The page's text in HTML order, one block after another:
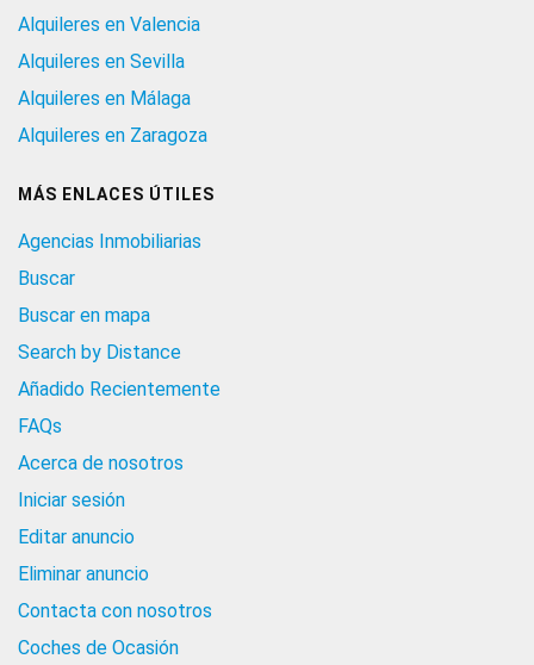
Alquileres en Valencia
Alquileres en Sevilla
Alquileres en Málaga
Alquileres en Zaragoza
MÁS ENLACES ÚTILES
Agencias Inmobiliarias
Buscar
Buscar en mapa
Search by Distance
Añadido Recientemente
FAQs
Acerca de nosotros
Iniciar sesión
Editar anuncio
Eliminar anuncio
Contacta con nosotros
Coches de Ocasión